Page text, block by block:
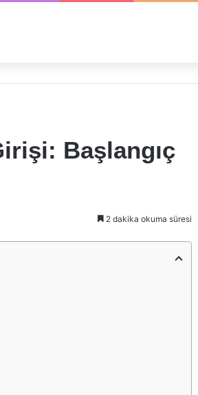
Başlangıç
2 dakika okuma süresi